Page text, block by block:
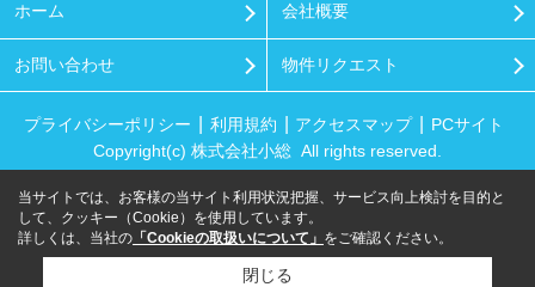
ホーム 会社概要
お問い合わせ 物件リクエスト
プライバシーポリシー 利用規約 アクセスマップ
PCサイト
Copyright(c) 株式会社小総 All rights reserved.
当サイトでは、お客様の当サイト利用状況把握、サービス向上検討を目的と
して、クッキー（Cookie）を使用しています。
詳しくは、当社の 「Cookieの取扱いについて」 をご確認ください。
閉じる